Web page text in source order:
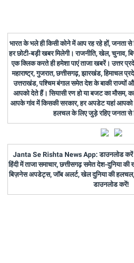
भारत के भले ही किसी कोने में आप रह रहे हों, जनता से
हर छोटी-बड़ी खबर मिलेगी। राजनीति, खेल, चुनाव,
एक क्लिक करते ही हमेशा पाएं ताजा खबरें। उत्तर
महाराष्ट्र, गुजरात, छत्तीसगढ़, झारखंड, हिमाचल
उत्तराखंड, पश्चिम बंगाल समेत देश के बाकी राज्यों
आपको देते हैं। सियासी रण हो या बजट का मौसम,
आपके गांव में किसकी सरकार, हर अपडेट यहां आपको
हलचल के लिए जुड़े रहिए जनता से
Janta Se Rishta News App: डाउनलोड करें
हिंदी में ताजा समाचार, छत्तीसगढ़ समेत देश-दुनिया
बिज़नेस अपडेट्स, जॉब अलर्ट, खेल दुनिया की
डाउनलोड करें!